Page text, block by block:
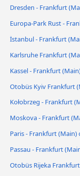
Dresden - Frankfurt
Europa-Park Rust -
İstanbul - Frankfurt
Karlsruhe Frankfurt
Kassel - Frankfurt
Otobüs Kyiv Frankfurt
Kołobrzeg - Frankfurt
Moskova - Frankfurt
Paris - Frankfurt (Main)
Passau - Frankfurt
Otobüs Rijeka